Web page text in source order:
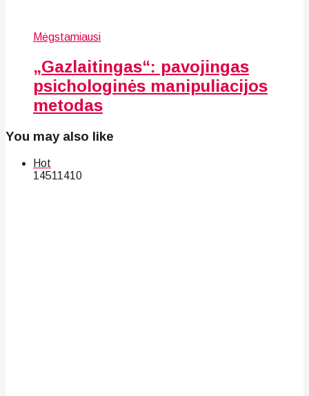
Mėgstamiausi
„Gazlaitingas“: pavojingas
psichologinės manipuliacijos
metodas
You may also like
Hot
14511410